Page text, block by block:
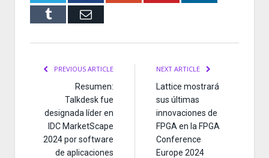
Tumblr Email
PREVIOUS ARTICLE
Resumen:
Talkdesk fue
designada líder en
IDC MarketScape
2024 por software
de aplicaciones
NEXT ARTICLE
Lattice mostrará
sus últimas
innovaciones de
FPGA en la FPGA
Conference
Europe 2024